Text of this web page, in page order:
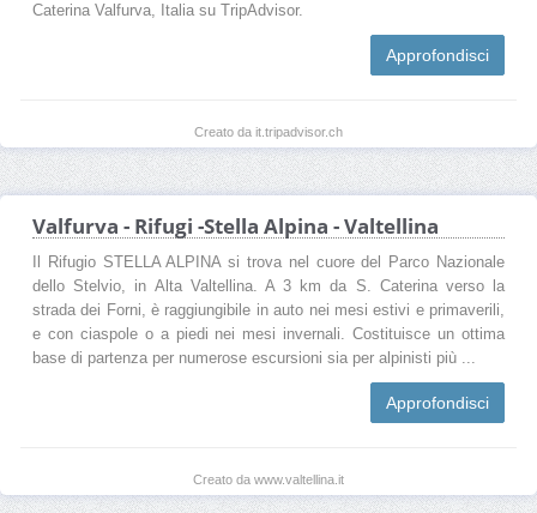
Caterina Valfurva, Italia su TripAdvisor.
Approfondisci
Creato da it.tripadvisor.ch
Valfurva - Rifugi -Stella Alpina - Valtellina
Il Rifugio STELLA ALPINA si trova nel cuore del Parco Nazionale
dello Stelvio, in Alta Valtellina. A 3 km da S. Caterina verso la
strada dei Forni, è raggiungibile in auto nei mesi estivi e primaverili,
e con ciaspole o a piedi nei mesi invernali. Costituisce un ottima
base di partenza per numerose escursioni sia per alpinisti più ...
Approfondisci
Creato da www.valtellina.it